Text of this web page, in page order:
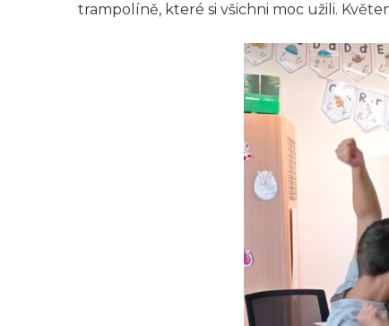
trampolíně, které si všichni moc užili.